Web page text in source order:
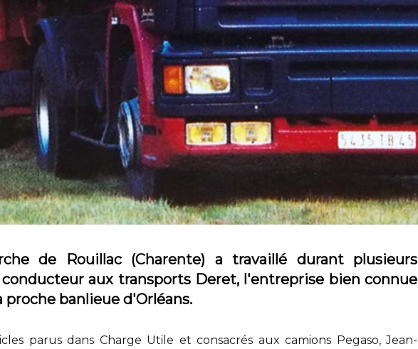
de Rouillac (Charente) a travaillé durant plusieurs
aux transports Deret, l'entreprise bien connue
proche banlieue d'Orléans.
parus dans Charge Utile et consacrés aux camions Pegaso, Jean-